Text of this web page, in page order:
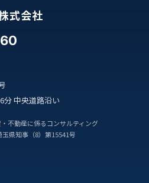
式会社
分 中央道路沿い
不動産に係るコンサルティング
県知事（8）第15541号